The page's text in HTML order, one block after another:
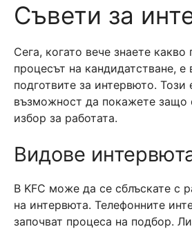
Съвети за
Сега, когато вече знаете какво
процесът на кандидатстване, е
подготвите за интервюто. Този
възможност да покажете защо
избор за работата.
Видове
В KFC може да се сблъскате с
на интервюта. Телефонните
започват процеса на подбор.